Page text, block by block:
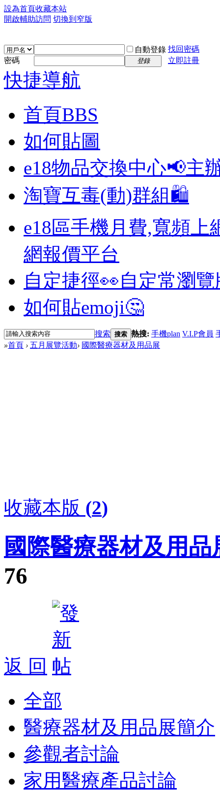
設為首頁收藏本站
開啟輔助訪問 切換到窄版
自動登錄 找回密碼
密碼
登錄 立即註冊
快捷導航
首頁BBS
如何貼圖
e18物品交換中心📢主
淘寶互毒(動)群組🛍️
e18區手機月費,寬頻上
網報價平台
自定捷徑👀自定常瀏
如何貼emoji🤔
搜索 搜索 熱搜: 手機plan V.I.P會員
»首頁 › 五月展覽活動› 國際醫療器材及用品展
收藏本版 (2)
國際醫療器材及用品
76
返 回
全部
醫療器材及用品展簡介
參觀者討論
家用醫療產品討論